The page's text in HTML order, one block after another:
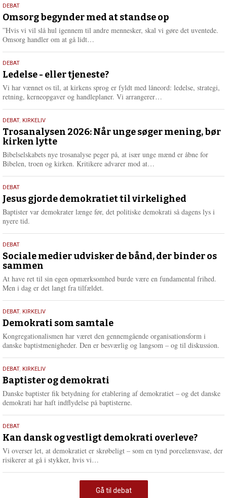
e
e
9.
juli
2026
DEBAT
Omsorg begynder med at standse op
”Hvis vi vil slå hul igennem til andre mennesker, skal vi gøre det uventede.
Omsorg handler om at gå lidt…
e
e
10.
juni
2026
DEBAT
Ledelse - eller tjeneste?
Vi har vænnet os til, at kirkens sprog er fyldt med låneord: ledelse, strategi,
retning, kerneopgaver og handleplaner. Vi arrangerer…
e
2.
juni
2026
DEBAT, KIRKELIV
Trosanalysen 2026: Når unge søger mening, bør
kirken lytte
Bibelselskabets nye trosanalyse peger på, at især unge mænd er åbne for
Bibelen, troen og kirken. Kritikere advarer mod at…
e
e
18.
maj
2026
DEBAT
Jesus gjorde demokratiet til virkelighed
Baptister var demokrater længe før, det politiske demokrati så dagens lys i
nyere tid.
18.
maj
2026
DEBAT
Sociale medier udvisker de bånd, der binder os
sammen
At have ret til sin egen opmærksomhed burde være en fundamental frihed.
Men i dag er det langt fra tilfældet.
18.
maj
2026
DEBAT, KIRKELIV
Demokrati som samtale
Kongregationalismen har været den gennemgående organisationsform i
danske baptistmenigheder. Den er besværlig og langsom – og til diskussion.
18.
maj
2026
DEBAT, KIRKELIV
Baptister og demokrati
Danske baptister fik betydning for etablering af demokratiet – og det danske
demokrati har haft indflydelse på baptisterne.
18.
maj
2026
DEBAT
Kan dansk og vestligt demokrati overleve?
Vi overser let, at demokratiet er skrøbeligt – som en tynd porcelænsvase, der
risikerer at gå i stykker, hvis vi…
m
e
Gå til debat